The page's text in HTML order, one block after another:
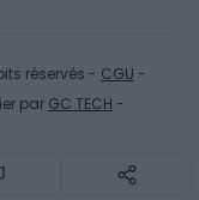
réservés - CGU -
par GC TECH -